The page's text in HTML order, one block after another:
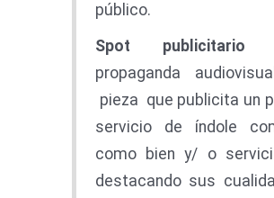
público.
Spot publicitario
propaganda
pieza que publicita un
servicio de índole
como bien y/ o
destacando sus